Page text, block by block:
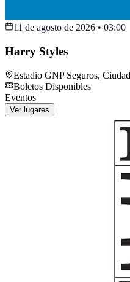
11 de agosto de 2026 • 03:00
Harry Styles
Estadio GNP Seguros,
Boletos Disponibles
Eventos
Ver lugares